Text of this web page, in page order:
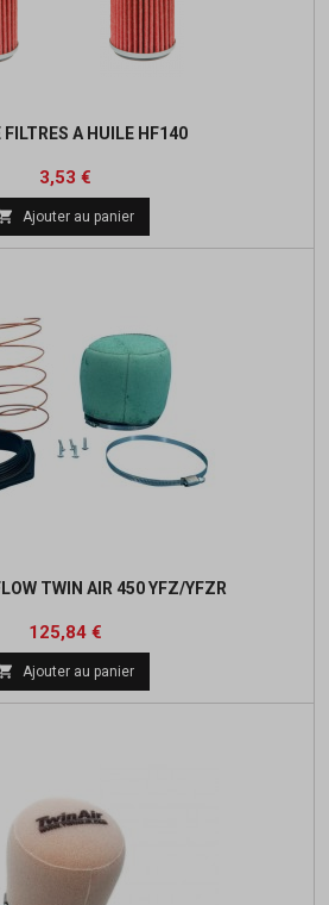
FILTRES A HUILE HF140
Prix
3,53 €Prix
base
Ajouter au panier
TWIN AIR 450 YFZ/YFZR
Prix
125,84 €Prix
de
base
Ajouter au panier